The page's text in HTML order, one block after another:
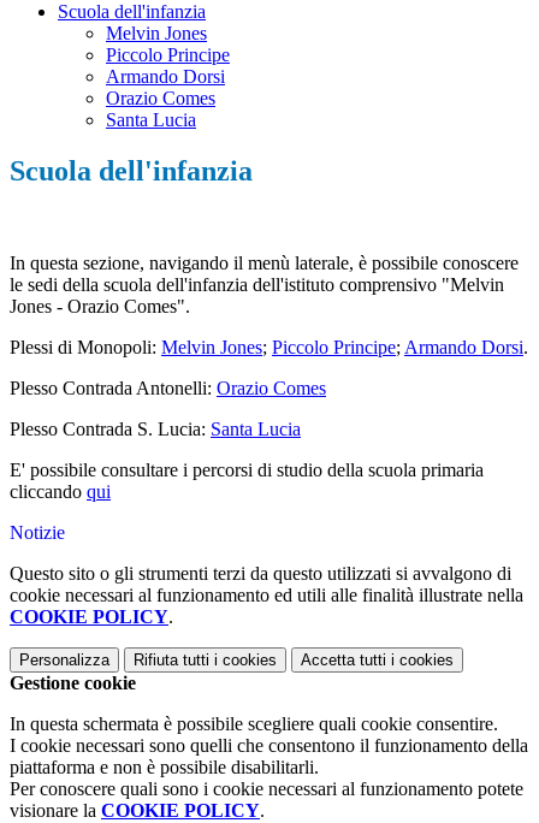
Scuola dell'infanzia
Melvin Jones
Piccolo Principe
Armando Dorsi
Orazio Comes
Santa Lucia
Scuola dell'infanzia
In questa sezione, navigando il menù laterale, è possibile conoscere
le sedi della scuola dell'infanzia dell'istituto comprensivo "Melvin
Jones - Orazio Comes".
Plessi di Monopoli: Melvin Jones; Piccolo Principe; Armando Dorsi.
Plesso Contrada Antonelli: Orazio Comes
Plesso Contrada S. Lucia: Santa Lucia
E' possibile consultare i percorsi di studio della scuola primaria
cliccando qui
Notizie
Questo sito o gli strumenti terzi da questo utilizzati si avvalgono di
cookie necessari al funzionamento ed utili alle finalità illustrate nella
COOKIE POLICY.
Personalizza Rifiuta tutti i cookies Accetta tutti i cookies
Gestione cookie
In questa schermata è possibile scegliere quali cookie consentire.
I cookie necessari sono quelli che consentono il funzionamento della
piattaforma e non è possibile disabilitarli.
Per conoscere quali sono i cookie necessari al funzionamento potete
visionare la COOKIE POLICY.